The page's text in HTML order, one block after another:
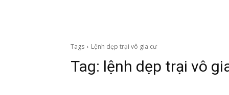
Tags Lệnh dẹp trại vô gia cư
Tag: lệnh dẹp trại vô